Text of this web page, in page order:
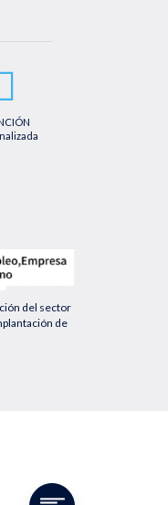
los
del sector
de